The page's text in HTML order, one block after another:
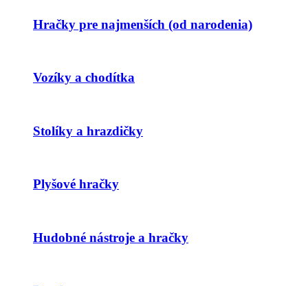
Hračky pre najmenších (od narodenia)
Vozíky a chodítka
Stolíky a hrazdičky
Plyšové hračky
Hudobné nástroje a hračky